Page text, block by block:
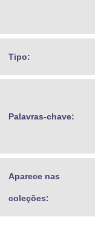
Tipo:
Palavras-chave:
Aparece nas
coleções: